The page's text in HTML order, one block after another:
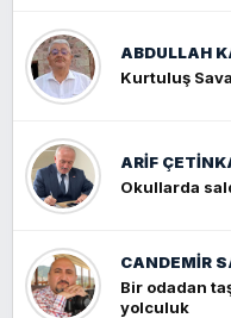
ABDULLAH
Kurtuluş
ARIF
Okullarda
CANDEMIR
Bir odadan
yolculuk